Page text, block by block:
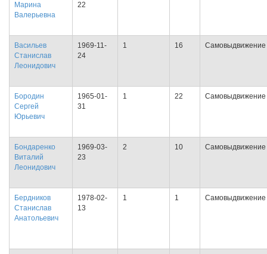
Марина
Валерьевна
22
Васильев
Станислав
Леонидович
1969-11-
24
1 16 Самовыдвижение
Бородин
Сергей
Юрьевич
1965-01-
31
1 22 Самовыдвижение
Бондаренко
Виталий
Леонидович
1969-03-
23
2 10 Самовыдвижение
Бердников
Станислав
Анатольевич
1978-02-
13
1 1 Самовыдвижение